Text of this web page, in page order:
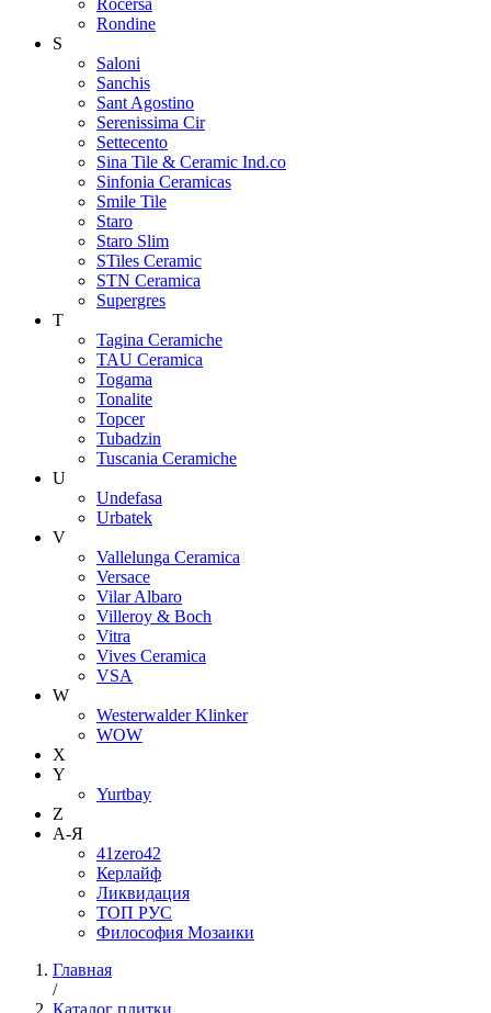
Rondine
S
Saloni
Sanchis
Sant Agostino
Serenissima Cir
Settecento
Sina Tile & Ceramic Ind.co
Sinfonia Ceramicas
Smile Tile
Staro
Staro Slim
STiles Ceramic
STN Ceramica
Supergres
T
Tagina Ceramiche
TAU Ceramica
Togama
Tonalite
Topcer
Tubadzin
Tuscania Ceramiche
U
Undefasa
Urbatek
V
Vallelunga Ceramica
Versace
Vilar Albaro
Villeroy & Boch
Vitra
Vives Ceramica
VSA
W
Westerwalder Klinker
WOW
X
Y
Yurtbay
Z
А-Я
41zero42
Керлайф
Ликвидация
ТОП РУС
Философия Мозаики
Главная
/
Каталог плитки